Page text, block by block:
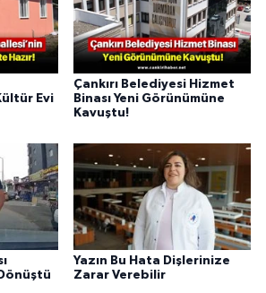
Evi
Çankırı Belediyesi Hizmet
Binası Yeni Görünümüne
Kavuştu!
Yazın Bu Hata Dişlerinize
Zarar Verebilir